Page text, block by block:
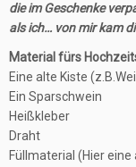
die im Geschenke
als ich… von mir kam
Material fürs
Eine alte Kiste
Ein Sparschwein
Heißkleber
Draht
Füllmaterial (Hier